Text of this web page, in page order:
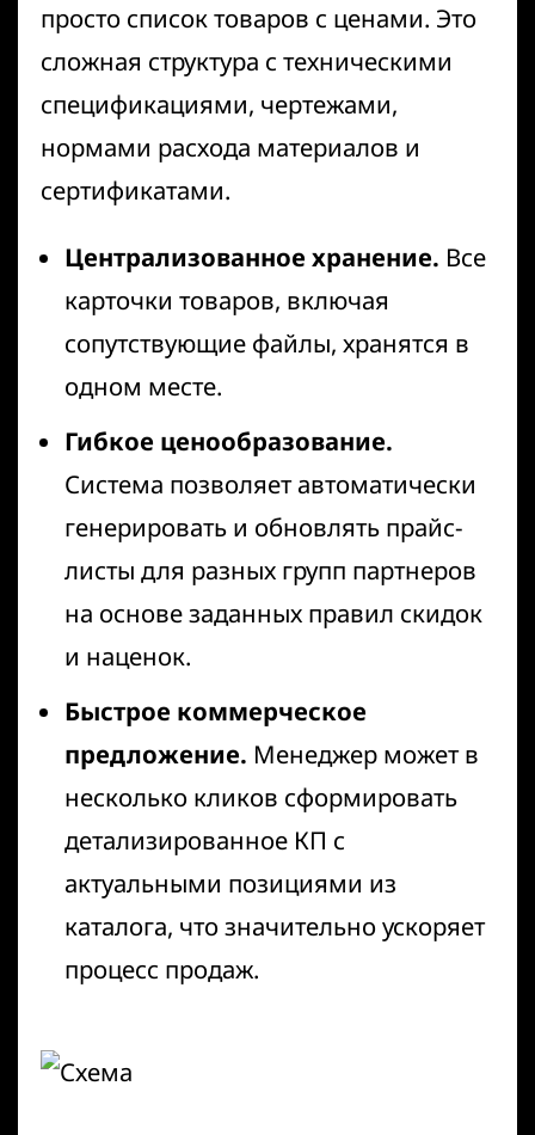
просто список товаров с ценами. Это
сложная структура с техническими
спецификациями, чертежами,
нормами расхода материалов и
сертификатами.
Централизованное хранение. Все
карточки товаров, включая
сопутствующие файлы, хранятся в
одном месте.
Гибкое ценообразование.
Система позволяет автоматически
генерировать и обновлять прайс-
листы для разных групп партнеров
на основе заданных правил скидок
и наценок.
Быстрое коммерческое
предложение. Менеджер может в
несколько кликов сформировать
детализированное КП с
актуальными позициями из
каталога, что значительно ускоряет
процесс продаж.